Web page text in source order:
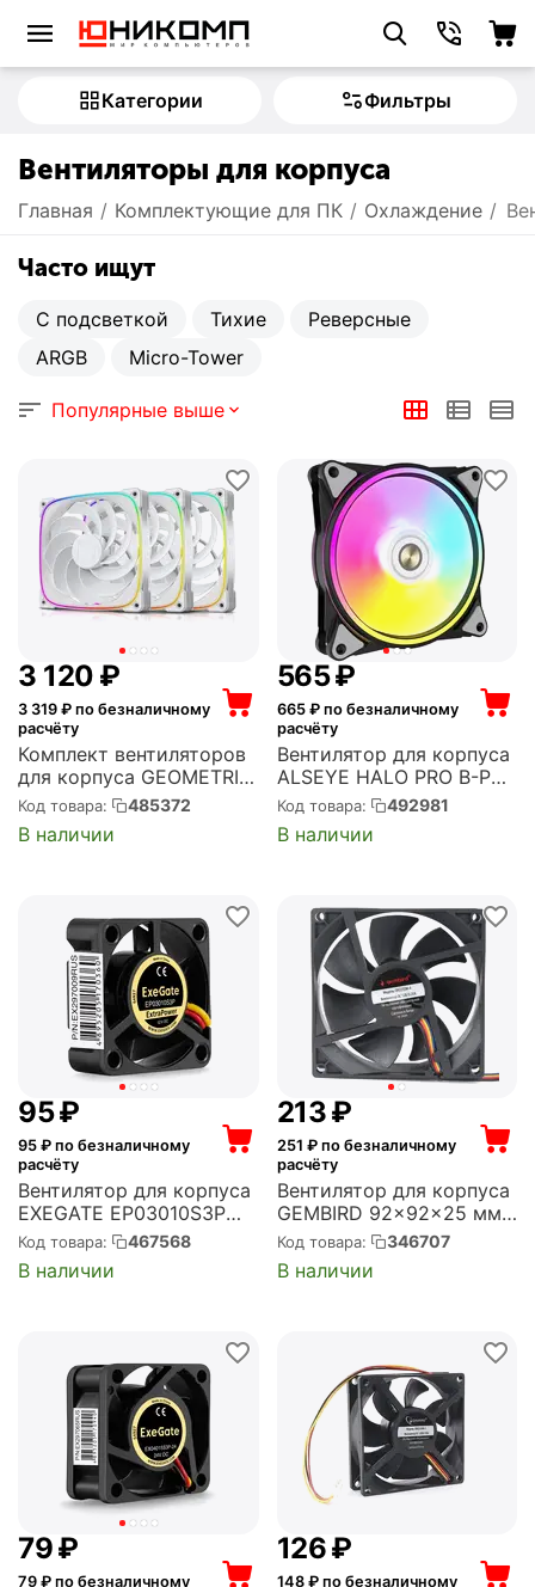
Категории Фильтры
Вентиляторы для корпуса
Главная / Комплектующие для ПК / Охлаждение /
Часто ищут
С подсветкой Тихие
Реверсные
ARGB
Micro-Tower
Популярные выше
3 120 ₽
3 319 ₽ по безналичному
расчёту
Комплект вентиляторов
для корпуса GEOMETRIC
FUTURE Squama
2503RW-14 Reverse ARGB
White 3 шт, 140x140x25
разноцветн...
Код товара: 485372
В наличии
‍565‍₽
665₽ по безналичному
расчёту
Вентилятор для корпуса
ALSEYE HALO PRO B-P
120x120x25 мм, 2100 об/
мин, 51 CFM, 26 дБ, 4 pin
PWM, разноцветная
Код товара: 492981
В наличии
‍95‍₽
95 ₽ по безналичному
расчёту
Вентилятор для корпуса
EXEGATE EP03010S3P
30x30x10 мм, 10500 об/
мин, 4 CFM, 29 дБ, 3 pin
(EX297009RUS)
Код товара: 467568
В наличии
‍213‍₽
251 ₽ по безналичному
расчёту
Вентилятор для корпуса
GEMBIRD 92x92x25 мм,
2500 об/мин, 38 CFM, 30
дБ, 4 pin PWM
(D9225SM-4)
Код товара: 346707
В наличии
‍79‍₽
79 ₽ по безналичному
‍126‍₽
148₽ по безналичному